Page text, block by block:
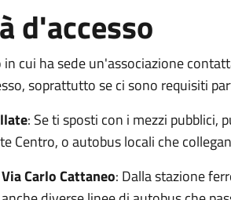
d'accesso
in cui ha sede un'associazione
soprattutto se ci sono requisiti
: Se ti sposti con i mezzi pubblici,
Centro, o autobus locali che
Carlo Cattaneo: Dalla stazione